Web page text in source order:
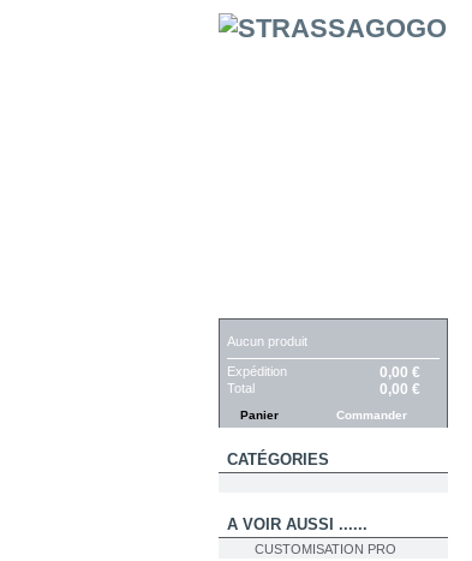
Aucun produit
Expédition 0,00 €
Total 0,00 €
Panier Commander
CATÉGORIES
A VOIR AUSSI ......
CUSTOMISATION PRO